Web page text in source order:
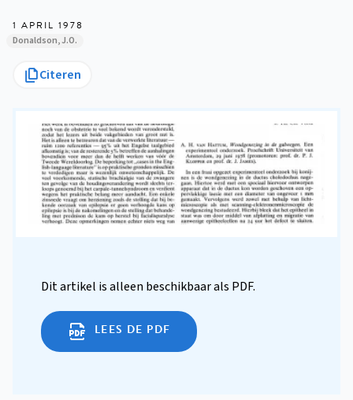
1 APRIL 1978
Donaldson, J.O.
Citeren
Dit artikel is alleen beschikbaar als PDF.
LEES DE PDF